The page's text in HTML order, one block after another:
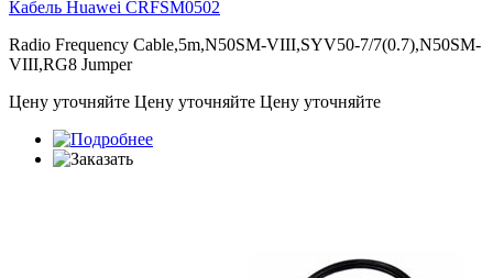
Кабель Huawei CRFSM0502
Radio Frequency Cable,5m,N50SM-VIII,SYV50-7/7(0.7),N50SM-
VIII,RG8 Jumper
Цену уточняйте Цену уточняйте Цену уточняйте